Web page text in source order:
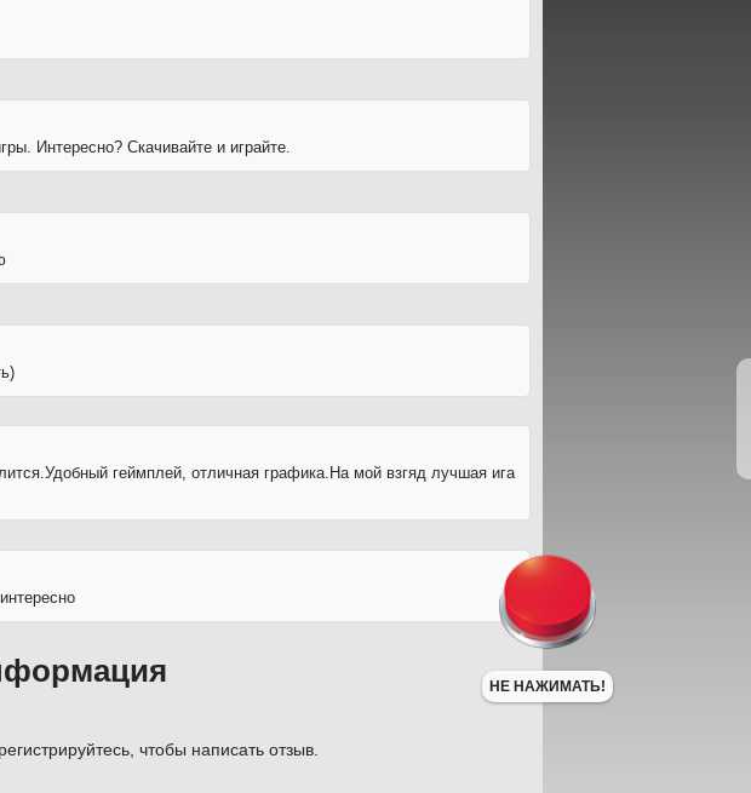
Интересно? Скачивайте и играйте.
геймплей, отличная графика.На мой взгяд лучшая ига
чтобы написать отзыв.
НЕ НАЖИМАТЬ!